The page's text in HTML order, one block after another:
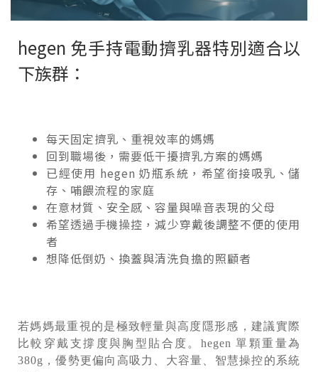
hegen 免手持電動擠乳器特別適合以
下族群：
每天固定擠乳、重視效率的媽媽
回到職場後，需要低干擾擠乳方案的媽媽
已經使用 hegen 奶瓶系統，希望銜接吸乳、儲
存、哺餵流程的家庭
在意材質、安全感、容量與噪音表現的父母
希望透過手機操控，減少穿戴後調整不便的使用
者
想降低倒奶、換蓋與清洗負擔的照顧者
若媽媽最重視的是極致輕量與高度隱形感，建議實際
比較穿戴支撐度與胸型貼合度。hegen 單顆重量為
380g，優勢更偏向高吸力、大容量、智慧操控的系統